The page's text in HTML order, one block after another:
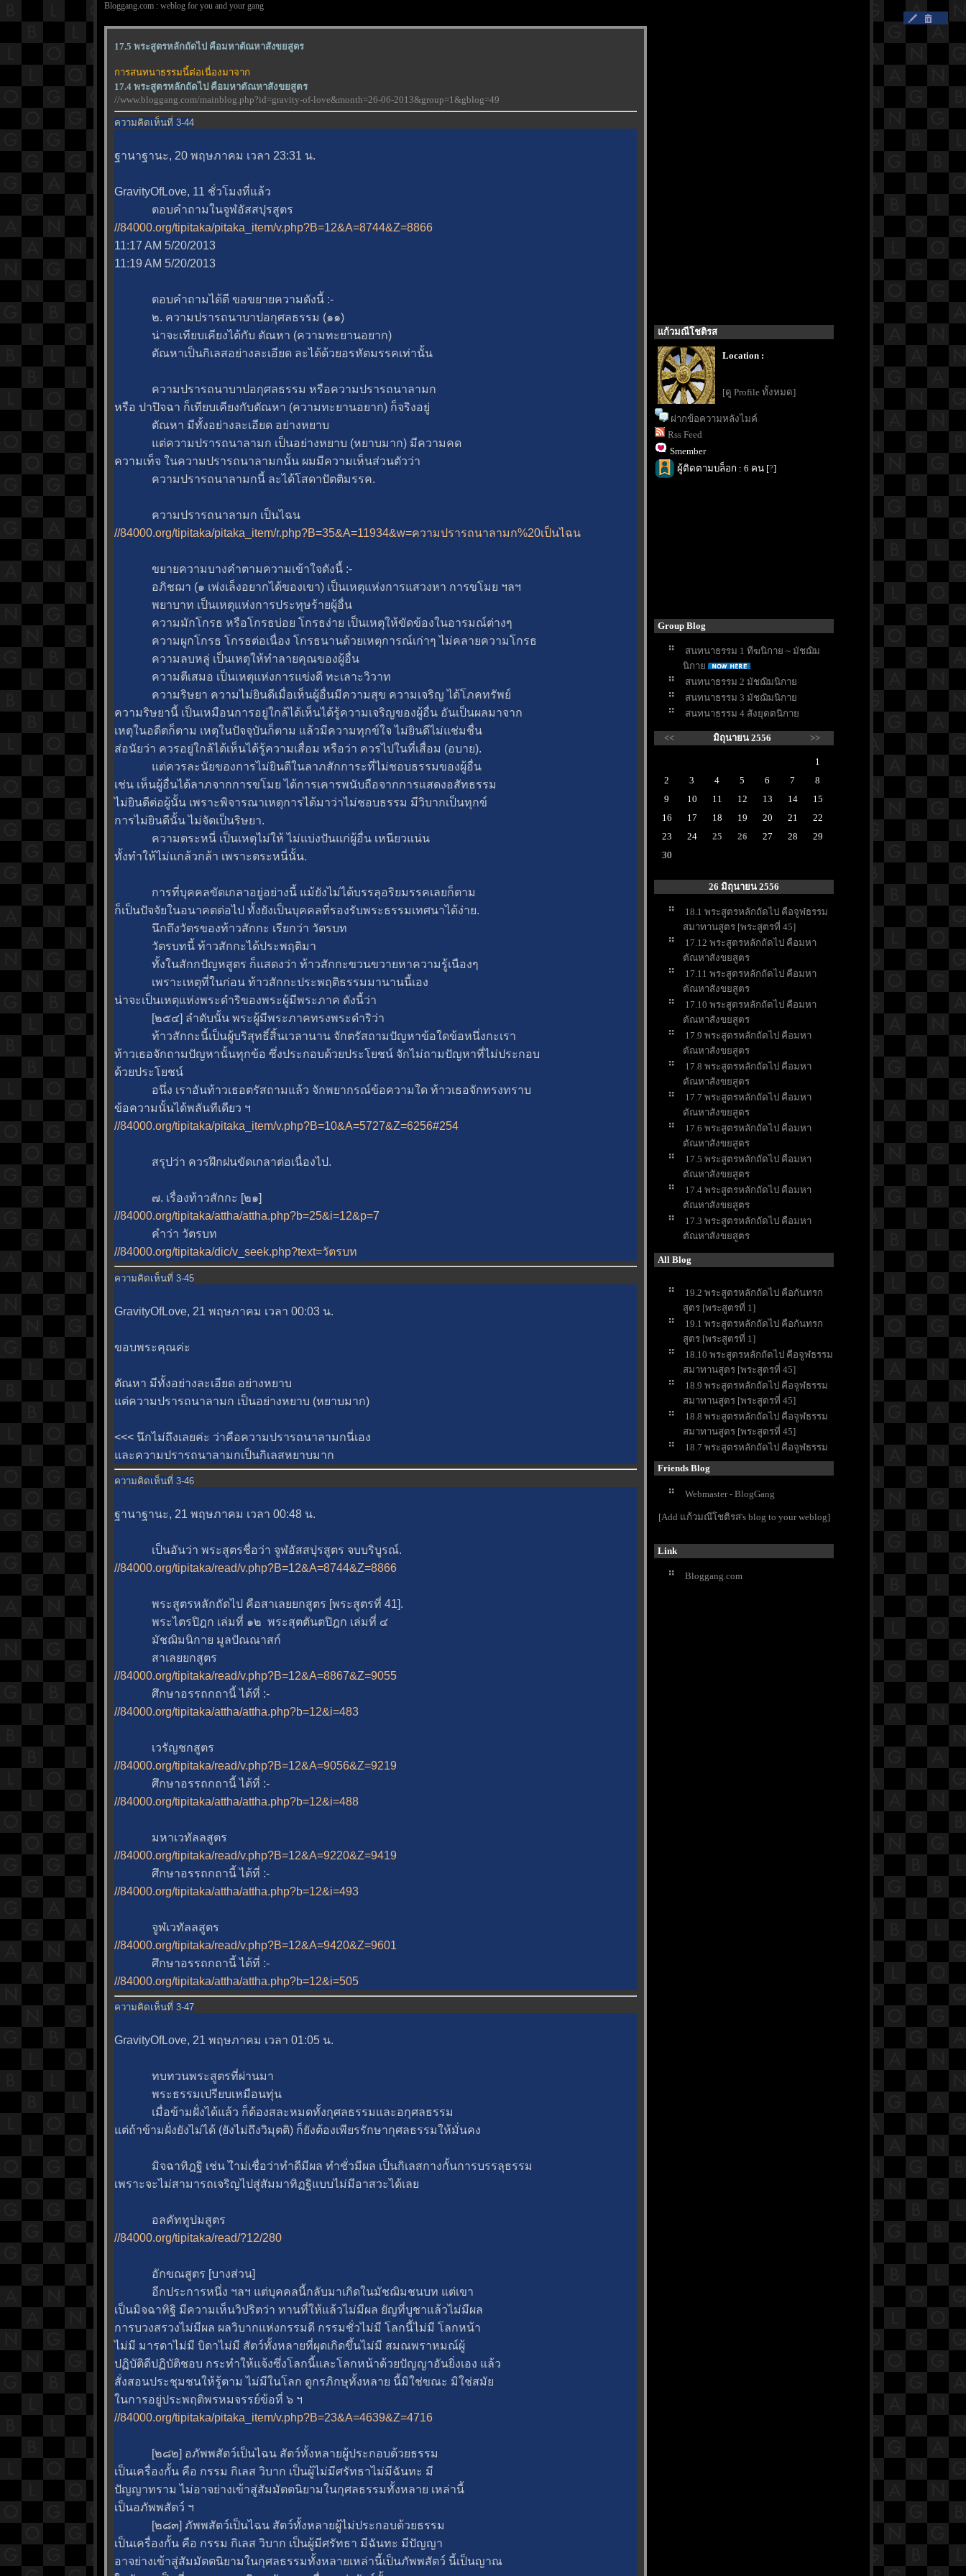
Bloggang.com : weblog for you and your gang
17.5 พระสูตรหลักถัดไป คือมหาตัณหาสังขยสูตร
การสนทนาธรรมนี้ต่อเนื่องมาจาก
17.4 พระสูตรหลักถัดไป คือมหาตัณหาสังขยสูตร
//www.bloggang.com/mainblog.php?id=gravity-of-love&month=26-06-2013&group=1&gblog=49
ความคิดเห็นที่ 3-44
ฐานาฐานะ, 20 พฤษภาคม เวลา 23:31 น.
GravityOfLove, 11 ชั่วโมงที่แล้ว
ตอบคำถามในจูฬอัสสปุรสูตร
//84000.org/tipitaka/pitaka_item/v.php?B=12&A=8744&Z=8866
11:17 AM 5/20/2013
11:19 AM 5/20/2013
ตอบคำถามได้ดี ขอขยายความดังนี้ :-
๒. ความปรารถนาบาปอกุศลธรรม (๑๑)
น่าจะเทียบเคียงได้กับ ตัณหา (ความทะยานอยาก)
ตัณหาเป็นกิเลสอย่างละเอียด ละได้ด้วยอรหัตมรรคเท่านั้น
ความปรารถนาบาปอกุศลธรรม หรือความปรารถนาลามก
หรือ ปาปิจฉา ก็เทียบเคียงกับตัณหา (ความทะยานอยาก) ก็จริงอยู่
ตัณหา มีทั้งอย่างละเอียด อย่างหยาบ
ต่ความปรารถนาลามก เป็นอย่างหยาบ (หยาบมาก) มีความคด
ความเท็จ ในความปรารถนาลามกนั้น ผมมีความเห็นส่วนตัวว่า
ความปรารถนาลามกนี้ ละได้โสดาปัตติมรรค.
ความปรารถนาลามก เป็นไฉน
//84000.org/tipitaka/pitaka_item/r.php?B=35&A=11934&w=ความปรารถนาลามก%20เป็นไฉน
ขยายความบางคำตามความเข้าใจดังนี้ :-
อภิชฌา (๑ เพ่งเล็งอยากได้ของเขา) เป็นเหตุแห่งการแสวงหา การขโมย ฯลฯ
พยาบาท เป็นเหตุแห่งการประทุษร้ายผู้อื่น
ความมักโกรธ หรือโกรธบ่อย โกรธง่าย เป็นเหตุให้ขัดข้องในอารมณ์ต่างๆ
ความผูกโกรธ โกรธต่อเนื่อง โกรธนานด้วยเหตุการณ์เก่าๆ ไม่คลายความโกรธ
ความลบหลู่ เป็นเหตุให้ทำลายคุณของผู้อื่น
ความตีเสมอ เป็นเหตุแห่งการแข่งดี ทะเลาะวิวาท
ความริษยา ความไม่ยินดีเมื่อเห็นผู้อื่นมีความสุข ความเจริญ ได้โภคทรัพย์
ความริษยานี้ เป็นเหมือนการอยู่ใกล้ได้เห็นได้รู้ความเจริญของผู้อื่น อันเป็นผลมาจาก
เหตุในอดีตก็ตาม เหตุในปัจจุบันก็ตาม แล้วมีความทุกข์ใจ ไม่ยินดีไม่แช่มชื่น
ส่อนัยว่า ควรอยู่ใกล้ได้เห็นได้รู้ความเสื่อม หรือว่า ควรไปในที่เสื่อม (อบาย).
ต่ควรละนัยของการไม่ยินดีในลาภสักการะที่ไม่ชอบธรรมของผู้อื่น
เช่น เห็นผู้อื่นได้ลาภจากการขโมย ได้การเคารพนับถือจากการแสดงอสัทธรรม
ไม่ยินดีต่อผู้นั้น เพราะพิจารณาเหตุการได้มาว่าไม่ชอบธรรม มีวิบากเป็นทุกข์
การไม่ยินดีนั้น ไม่จัดเป็นริษยา.
ความตระหนี่ เป็นเหตุไม่ให้ ไม่แบ่งปันแก่ผู้อื่น เหนียวแน่น
ทั้งทำให้ไม่แกล้วกล้า เพราะตระหนี่นั้น.
การที่บุคคลขัดเกลาอยู่อย่างนี้ แม้ยังไม่ได้บรรลุอริยมรรคเลยก็ตาม
ก็เป็นปัจจัยในอนาคตต่อไป ทั้งยังเป็นบุคคลที่รองรับพระธรรมเทศนาได้ง่าย.
นึกถึงวัตรของท้าวสักกะ เรียกว่า วัตรบท
วัตรบทนี้ ท้าวสักกะได้ประพฤติมา
ทั้งในสักกปัญหสูตร ก็แสดงว่า ท้าวสักกะขวนขวายหาความรู้เนืองๆ
เพราะเหตุที่ในก่อน ท้าวสักกะประพฤติธรรมมานานนี้เอง
น่าจะเป็นเหตุแห่งพระดำริของพระผู้มีพระภาค ดังนี้ว่า
[๒๕๔] ลำดับนั้น พระผู้มีพระภาคทรงพระดำริว่า
ท้าวสักกะนี้เป็นผู้บริสุทธิ์สิ้นเวลานาน จักตรัสถามปัญหาข้อใดข้อหนึ่งกะเรา
ท้าวเธอจักถามปัญหานั้นทุกข้อ ซึ่งประกอบด้วยประโยชน์ จักไม่ถามปัญหาที่ไม่ประกอบ
ด้วยประโยชน์
อนึ่ง เราอันท้าวเธอตรัสถามแล้ว จักพยากรณ์ข้อความใด ท้าวเธอจักทรงทราบ
ข้อความนั้นได้พลันทีเดียว ฯ
//84000.org/tipitaka/pitaka_item/v.php?B=10&A=5727&Z=6256#254
สรุปว่า ควรฝึกฝนขัดเกลาต่อเนื่องไป.
๗. เรื่องท้าวสักกะ [๒๑]
//84000.org/tipitaka/attha/attha.php?b=25&i=12&p=7
คำว่า วัตรบท
//84000.org/tipitaka/dic/v_seek.php?text=วัตรบท
ความคิดเห็นที่ 3-45
GravityOfLove, 21 พฤษภาคม เวลา 00:03 น.
ขอบพระคุณค่ะ
ตัณหา มีทั้งอย่างละเอียด อย่างหยาบ
ต่ความปรารถนาลามก เป็นอย่างหยาบ (หยาบมาก)
<<< นึกไม่ถึงเลยค่ะ ว่าคือความปรารถนาลามกนี่เอง
ละความปรารถนาลามกเป็นกิเลสหยาบมาก
ความคิดเห็นที่ 3-46
ฐานาฐานะ, 21 พฤษภาคม เวลา 00:48 น.
เป็นอันว่า พระสูตรชื่อว่า จูฬอัสสปุรสูตร จบบริบูรณ์.
//84000.org/tipitaka/read/v.php?B=12&A=8744&Z=8866
พระสูตรหลักถัดไป คือสาเลยยกสูตร [พระสูตรที่ 41].
พระไตรปิฎก เล่มที่ ๑๒ พระสุตตันตปิฎก เล่มที่ ๔
มัชฌิมนิกาย มูลปัณณาสก์
สาเลยยกสูตร
//84000.org/tipitaka/read/v.php?B=12&A=8867&Z=9055
ศึกษาอรรถกถานี้ ได้ที่ :-
//84000.org/tipitaka/attha/attha.php?b=12&i=483
เวรัญชกสูตร
//84000.org/tipitaka/read/v.php?B=12&A=9056&Z=9219
ศึกษาอรรถกถานี้ ได้ที่ :-
//84000.org/tipitaka/attha/attha.php?b=12&i=488
มหาเวทัลลสูตร
//84000.org/tipitaka/read/v.php?B=12&A=9220&Z=9419
ศึกษาอรรถกถานี้ ได้ที่ :-
//84000.org/tipitaka/attha/attha.php?b=12&i=493
จูฬเวทัลลสูตร
//84000.org/tipitaka/read/v.php?B=12&A=9420&Z=9601
ศึกษาอรรถกถานี้ ได้ที่ :-
//84000.org/tipitaka/attha/attha.php?b=12&i=505
ความคิดเห็นที่ 3-47
GravityOfLove, 21 พฤษภาคม เวลา 01:05 น.
ทบทวนพระสูตรที่ผ่านมา
พระธรรมเปรียบเหมือนทุ่น
เมื่อข้ามฝั่งได้แล้ว ก็ต้องสละหมดทั้งกุศลธรรมและอกุศลธรรม
ต่ถ้าข้ามฝั่งยังไม่ได้ (ยังไม่ถึงวิมุตติ) ก็ยังต้องเพียรรักษากุศลธรรมให้มั่นคง
มิจฉาทิฎฐิ เช่น ไำม่เชื่อว่าทำดีมีผล ทำชั่วมีผล เป็นกิเลสกางกั้นการบรรลุธรรม
เพราะจะไม่สามารถเจริญไปสู่สัมมาทิฏฐิแบบไม่มีอาสวะได้เล
อลคัททูปมสูตร
//84000.org/tipitaka/read/?12/280
อักขณสูตร [บางส่วน]
อีกประการหนึ่ง ฯลฯ แต่บุคคลนี้กลับมาเกิดในมัชฌิมชนบท แต่เขา
เป็นมิจฉาทิฐิ มีความเห็นวิปริตว่า ทานที่ให้แล้วไม่มีผล ยัญที่บูชาแล้วไม่มีผล
การบวงสรวงไม่มีผล ผลวิบากแห่งกรรมดี กรรมชั่วไม่มี โลกนี้ไม่มี โลกหน้า
ไม่มี มารดาไม่มี บิดาไม่มี สัตว์ทั้งหลายที่ผุดเกิดขึ้นไม่มี สมณพราหมณ์ผู้
ปฏิบัติดีปฏิบัติชอบ กระทำให้แจ้งซึ่งโลกนี้และโลกหน้าด้วยปัญญาอันยิ่งเอง แล้ว
สั่งสอนประชุมชนให้รู้ตาม ไม่มีในโลก ดูกรภิกษุทั้งหลาย นี้มิใช่ขณะ มิใช่สมั
นการอยู่ประพฤติพรหมจรรย์ข้อที่ ๖ ฯ
//84000.org/tipitaka/pitaka_item/v.php?B=23&A=4639&Z=4716
[๒๘๒] อภัพพสัตว์เป็นไฉน สัตว์ทั้งหลายผู้ประกอบด้วยธรรม
เป็นเครื่องกั้น คือ กรรม กิเลส วิบาก เป็นผู้ไม่มีศรัทธาไม่มีฉันทะ มี
ปัญญาทราม ไม่อาจย่างเข้าสู่สัมมัตตนิยามในกุศลธรรมทั้งหลาย เหล่านี้
เป็นอภัพพสัตว์ ฯ
[๒๘๓] ภัพพสัตว์เป็นไฉน สัตว์ทั้งหลายผู้ไม่ประกอบด้วยธรรม
เป็นเครื่องกั้น คือ กรรม กิเลส วิบาก เป็นผู้มีศรัทธา มีฉันทะ มีปัญญา
อาจย่างเข้าสู่สัมมัตตนิยามในกุศลธรรมทั้งหลายเหล่านี้เป็นภัพพสัตว์ นี้เป็นญาณ
ก้วมณีโชติรส
Location :
[ดู Profile ทั้งหมด]
ฝากข้อความหลังไมค์
Rss Feed
Smember
ผู้ติดตามบล็อก : 6 คน [?]
Group Blog
สนทนาธรรม 1 ทีฆนิกาย ~ มัชฌิม
นิกา
สนทนาธรรม 2 มัชฌิมนิกา
สนทนาธรรม 3 มัชฌิมนิกา
สนทนาธรรม 4 สังยุตตนิกา
<< มิถุนายน 2556 >>
1
2
3 4 5 6 7
8
9
10 11 12 13 14
15
16
17 18 19 20 21
22
23
24 25 26 27 28
29
30
26 มิถุนายน 2556
18.1 พระสูตรหลักถัดไป คือจูฬธรรม
สมาทานสูตร [พระสูตรที่ 45]
17.12 พระสูตรหลักถัดไป คือมหา
ตัณหาสังขยสูตร
17.11 พระสูตรหลักถัดไป คือมหา
ตัณหาสังขยสูตร
17.10 พระสูตรหลักถัดไป คือมหา
ตัณหาสังขยสูตร
17.9 พระสูตรหลักถัดไป คือมหา
ตัณหาสังขยสูตร
17.8 พระสูตรหลักถัดไป คือมหา
ตัณหาสังขยสูตร
17.7 พระสูตรหลักถัดไป คือมหา
ตัณหาสังขยสูตร
17.6 พระสูตรหลักถัดไป คือมหา
ตัณหาสังขยสูตร
17.5 พระสูตรหลักถัดไป คือมหา
ตัณหาสังขยสูตร
17.4 พระสูตรหลักถัดไป คือมหา
ตัณหาสังขยสูตร
17.3 พระสูตรหลักถัดไป คือมหา
ตัณหาสังขยสูตร
All Blog
19.2 พระสูตรหลักถัดไป คือกันทรก
สูตร [พระสูตรที่ 1]
19.1 พระสูตรหลักถัดไป คือกันทรก
สูตร [พระสูตรที่ 1]
18.10 พระสูตรหลักถัดไป คือจูฬธรรม
สมาทานสูตร [พระสูตรที่ 45]
18.9 พระสูตรหลักถัดไป คือจูฬธรรม
สมาทานสูตร [พระสูตรที่ 45]
18.8 พระสูตรหลักถัดไป คือจูฬธรรม
สมาทานสูตร [พระสูตรที่ 45]
18.7 พระสูตรหลักถัดไป คือจูฬธรรม
สมาทานสูตร [พระสูตรที่ 45]
18.6 พระสูตรหลักถัดไป คือจูฬธรรม
สมาทานสูตร [พระสูตรที่ 45]
สมาทานสูตร [พระสูตรที่ 45]
18.3 พระสูตรหลักถัดไป คือจูฬธรรม
Friends Blog
Webmaster - BlogGang
[Add แก้วมณีโชติรส's blog to your weblog]
Link
Bloggang.com